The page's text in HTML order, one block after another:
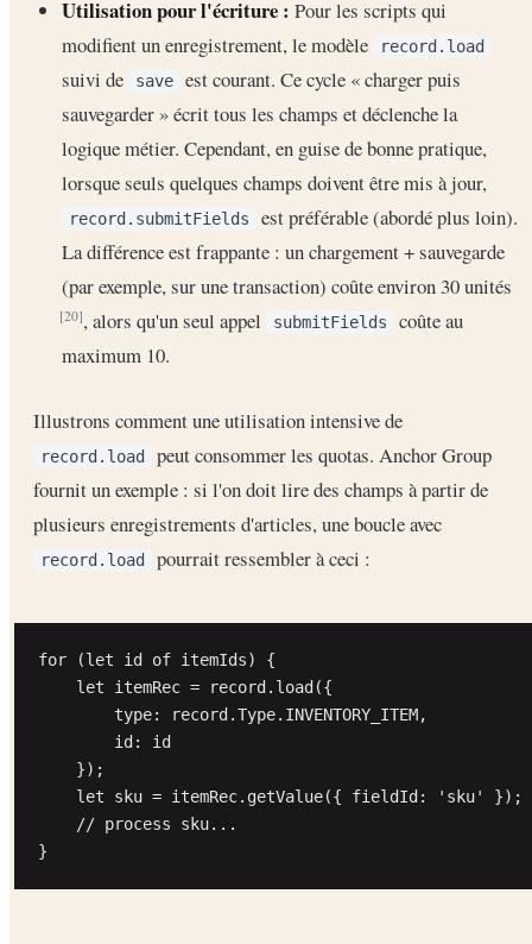
Utilisation pour l'écriture : Pour les scripts qui
modifient un enregistrement, le modèle
record.load
suivi de save
est courant. Ce cycle « charger puis
sauvegarder » écrit tous les champs et déclenche la
logique métier. Cependant, en guise de bonne pratique,
lorsque seuls quelques champs doivent être mis à jour,
record.submitFields
est préférable (abordé plus loin).
La différence est frappante : un chargement + sauvegarde
(par exemple, sur une transaction) coûte environ 30 unités
[20], alors qu'un seul appel submitFields
coûte au
maximum 10.
Illustrons comment une utilisation intensive de
record.load
peut consommer les quotas. Anchor Group
fournit un exemple : si l'on doit lire des champs à partir de
plusieurs enregistrements d'articles, une boucle avec
record.load pourrait ressembler à ceci :
for (let id of itemIds) {
    let itemRec = record.load({
        type: record.Type.INVENTORY_ITEM,
        id: id
    });
    let sku = itemRec.getValue({ fieldId: 'sku' });
    // process sku...